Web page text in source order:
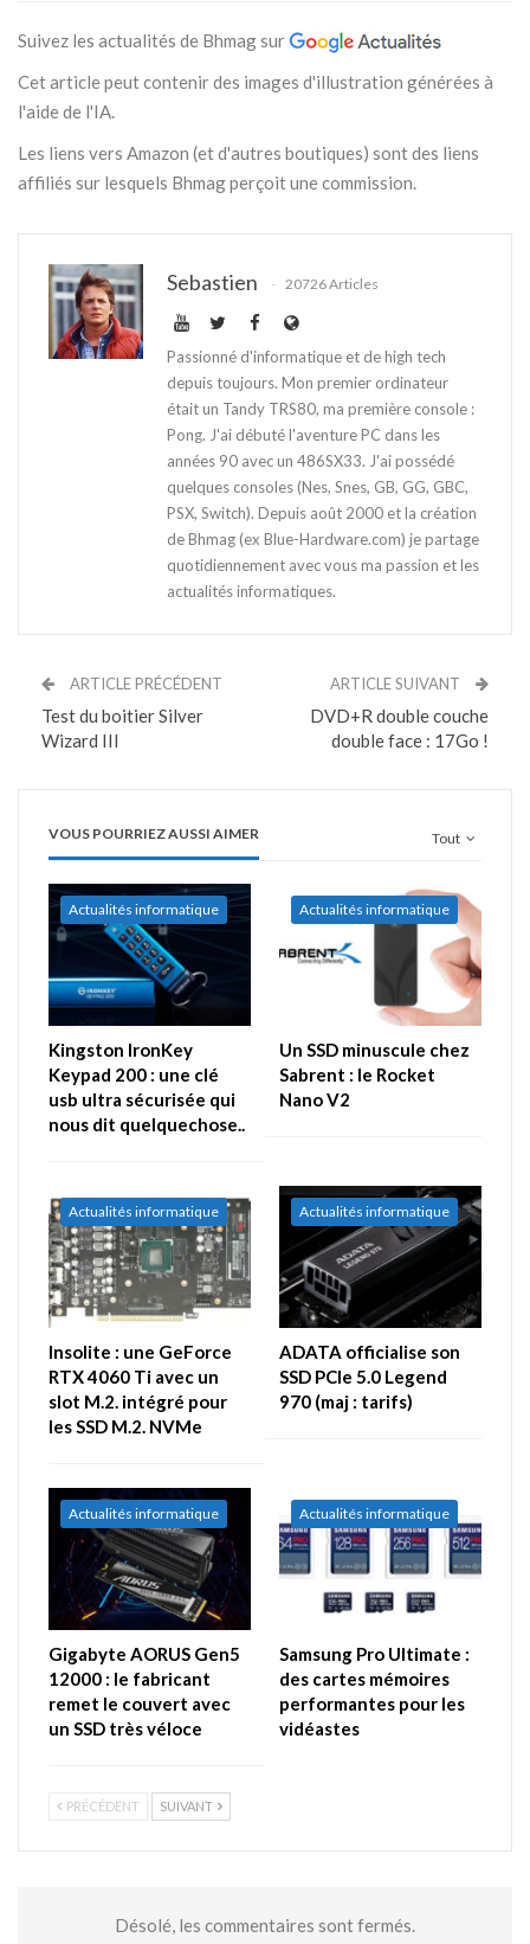
Suivez les actualités de Bhmag sur
Cet article peut contenir des images d'illustration générées à
l'aide de l'IA.
Les liens vers Amazon (et d'autres boutiques) sont des liens
affiliés sur lesquels Bhmag perçoit une commission.
Sebastien 20726 Articles
Passionné d'informatique et de high tech
depuis toujours. Mon premier ordinateur
était un Tandy TRS80, ma première console :
Pong. J'ai débuté l'aventure PC dans les
années 90 avec un 486SX33. J'ai possédé
quelques consoles (Nes, Snes, GB, GG, GBC,
PSX, Switch). Depuis août 2000 et la création
de Bhmag (ex Blue-Hardware.com) je partage
quotidiennement avec vous ma passion et les
actualités informatiques.
ARTICLE PRÉCÉDENT
Test du boitier Silver
Wizard III
ARTICLE SUIVANT
DVD+R double couche
double face : 17Go !
Tout
VOUS POURRIEZ AUSSI AIMER
Actualités informatique
Kingston IronKey
Keypad 200 : une clé
usb ultra sécurisée qui
nous dit quelquechose..
Actualités informatique
Un SSD minuscule chez
Sabrent : le Rocket
Nano V2
Actualités informatique
Insolite : une GeForce
RTX 4060 Ti avec un
slot M.2. intégré pour
les SSD M.2. NVMe
Actualités informatique
ADATA officialise son
SSD PCIe 5.0 Legend
970 (maj : tarifs)
Actualités informatique
Gigabyte AORUS Gen5
12000 : le fabricant
remet le couvert avec
un SSD très véloce
Actualités informatique
Samsung Pro Ultimate :
des cartes mémoires
performantes pour les
vidéastes
PRÉCÉDENT SUIVANT
Désolé, les commentaires sont fermés.